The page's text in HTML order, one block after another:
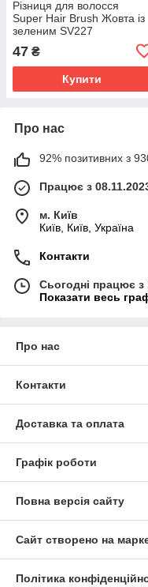
Різниця для волосся
Super Hair Brush Жовта із
зеленим SV227
47 ₴
Купити
Про нас
92% позитивних з
Працює з
м. Київ
Київ, Київ, Україна
Контакти
Сьогодні працює з
Показати весь
Про нас
Контакти
Доставка та оплата
Графік роботи
Повна версія сайту
Сайт створено на
Політика